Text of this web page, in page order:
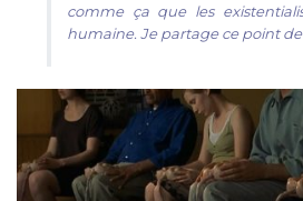
comme ça que les
humaine. Je partage ce point de